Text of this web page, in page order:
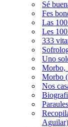
Sé
Fes
Las
Les
333
Uno
Morbo,
Morbo
Nos
Aguilar)